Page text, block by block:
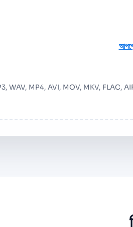
MP3, WAV, MP4, AVI, MOV, MKV,